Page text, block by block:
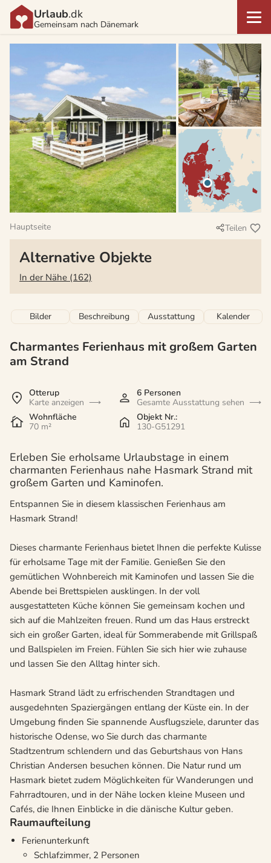
Urlaub.dk
Gemeinsam nach Dänemark
Hauptseite Teilen
Alternative Objekte
In der Nähe (162)
Bilder Beschreibung Ausstattung Kalender
Charmantes Ferienhaus mit großem Garten
am Strand
Otterup
Karte anzeigen
6 Personen
Gesamte Ausstattung sehen
Wohnfläche
70 m²
Objekt Nr.:
130-G51291
Erleben Sie erholsame Urlaubstage in einem
charmanten Ferienhaus nahe Hasmark Strand mit
großem Garten und Kaminofen.
Entspannen Sie in diesem klassischen Ferienhaus am
Hasmark Strand!
Dieses charmante Ferienhaus bietet Ihnen die perfekte Kulisse
für erholsame Tage mit der Familie. Genießen Sie den
gemütlichen Wohnbereich mit Kaminofen und lassen Sie die
Abende bei Brettspielen ausklingen. In der voll
ausgestatteten Küche können Sie gemeinsam kochen und
sich auf die Mahlzeiten freuen. Rund um das Haus erstreckt
sich ein großer Garten, ideal für Sommerabende mit Grillspaß
und Ballspielen im Freien. Fühlen Sie sich hier wie zuhause
und lassen Sie den Alltag hinter sich.
Hasmark Strand lädt zu erfrischenden Strandtagen und
ausgedehnten Spaziergängen entlang der Küste ein. In der
Umgebung finden Sie spannende Ausflugsziele, darunter das
historische Odense, wo Sie durch das charmante
Stadtzentrum schlendern und das Geburtshaus von Hans
Christian Andersen besuchen können. Die Natur rund um
Hasmark bietet zudem Möglichkeiten für Wanderungen und
Fahrradtouren, und in der Nähe locken kleine Museen und
Cafés, die Ihnen Einblicke in die dänische Kultur geben.
Raumaufteilung
Ferienunterkunft
Schlafzimmer, 2 Personen